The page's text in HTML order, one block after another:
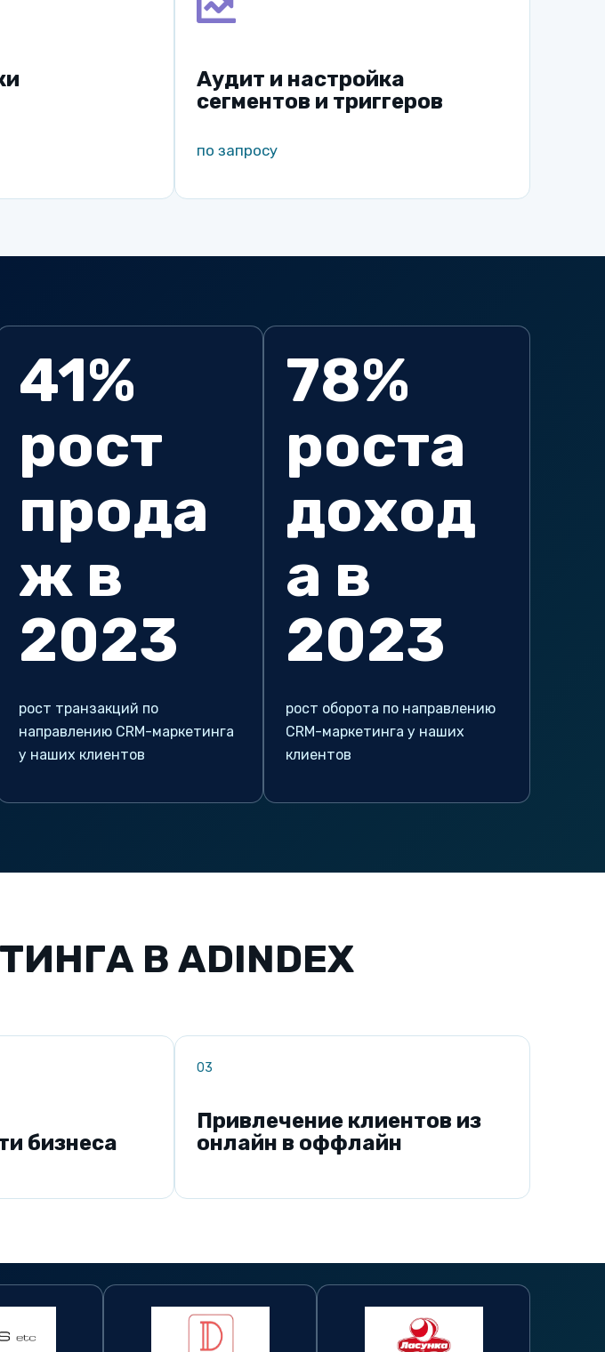
Аудит и настройка
сегментов и триггеров
по запросу
41%
рост
прода
ж в
2023
рост транзакций по
направлению CRM-маркетинга
у наших клиентов
78%
роста
доход
а в
2023
рост оборота по направлению
CRM-маркетинга у наших
клиентов
В ADINDEX
бизнеса
03
Привлечение клиентов из
онлайн в оффлайн